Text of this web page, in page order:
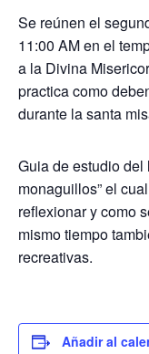
Se reúnen el
11:00 AM en el
a la Divina
practica como
durante la santa
Guia de estudio del
monaguillos” el
reflexionar y como
mismo tiempo
recreativas.
Añadir al